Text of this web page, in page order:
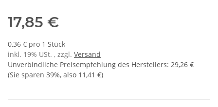
17,85 €
0,36 € pro 1 Stück
inkl. 19% USt. , zzgl. Versand
Unverbindliche Preisempfehlung des Herstellers: 29,26 €
(Sie sparen 39%, also 11,41 €)